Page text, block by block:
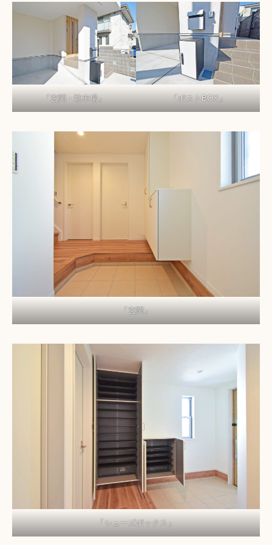
「玄関・駐車場」 「ポストBOX」
「玄関」
「シューズボックス」